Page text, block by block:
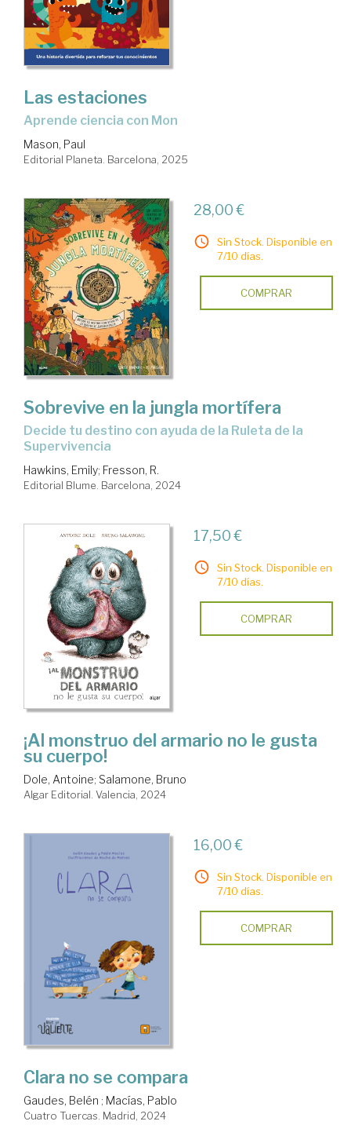
Las estaciones
Aprende ciencia con Mon
Mason, Paul
Editorial Planeta. Barcelona, 2025
28,00 €
Sin Stock. Disponible en
7/10 días.
COMPRAR
Sobrevive en la jungla mortífera
Decide tu destino con ayuda de la Ruleta de la
Supervivencia
Hawkins, Emily; Fresson, R.
Editorial Blume. Barcelona, 2024
17,50 €
Sin Stock. Disponible en
7/10 días.
COMPRAR
¡Al monstruo del armario no le gusta
su cuerpo!
Dole, Antoine; Salamone, Bruno
Algar Editorial. Valencia, 2024
16,00 €
Sin Stock. Disponible en
7/10 días.
COMPRAR
Clara no se compara
Gaudes, Belén ; Macías, Pablo
Cuatro Tuercas. Madrid, 2024